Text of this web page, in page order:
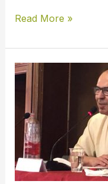
juegos
apuestas
Read More »
UTSAJU
celebra
apoyo
recibido
por
la
UGT